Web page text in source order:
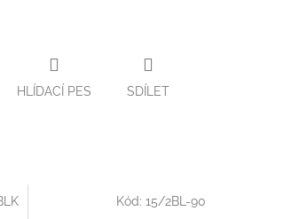
HLÍDACÍ PES SDÍLET
Kód: 15/2BL-90